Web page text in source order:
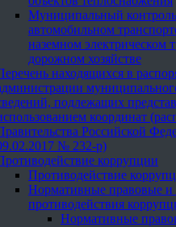
Муниципальный
автомобильном
наземном электрическом
дорожном хозяйстве
находящихся в
подлежащих
координат
Российской
№ 232-р)
коррупции
Противодействие
Нормативные правовые и
противодействия
Нормативные